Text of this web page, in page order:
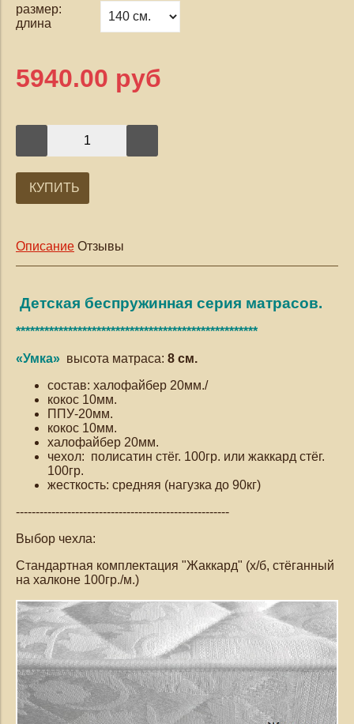
размер:
длина
5940.00 руб
КУПИТЬ
Описание Отзывы
Детская беспружинная серия матрасов.
***************************************************
«Умка» высота матраса: 8 см.
состав: халофайбер 20мм./
кокос 10мм.
ППУ-20мм.
кокос 10мм.
халофайбер 20мм.
чехол: полисатин стёг. 100гр. или жаккард стёг.
100гр.
жесткость: средняя (нагузка до 90кг)
------------------------------------------------------
Выбор чехла:
Стандартная комплектация "Жаккард" (х/б, стёганный
на халконе 100гр./м.)